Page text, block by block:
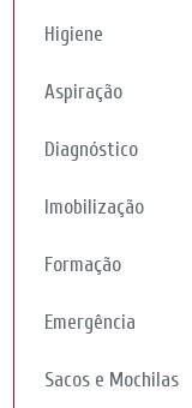
Higiene
Aspiração
Diagnóstico
Imobilização
Formação
Emergência
Sacos e Mochilas